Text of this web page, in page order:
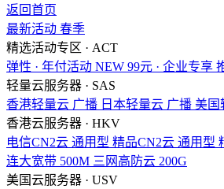
返回首页
最新活动 春季
精选活动专区 · ACT
弹性 · 年付活动 NEW 99元 · 企业专享
轻量云服务器 · SAS
香港轻量云 广播 日本轻量云 广播 美国
香港云服务器 · HKV
电信CN2云 通用型 精品CN2云 通用型
连大宽带 500M 三网高防云 200G
美国云服务器 · USV